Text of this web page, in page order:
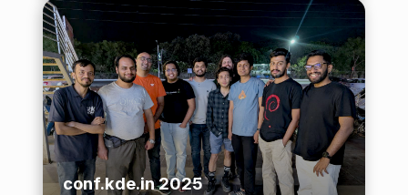
conf.kde.in 2025